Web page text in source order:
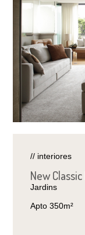
// interiores
New Classic
Jardins
Apto 350m²